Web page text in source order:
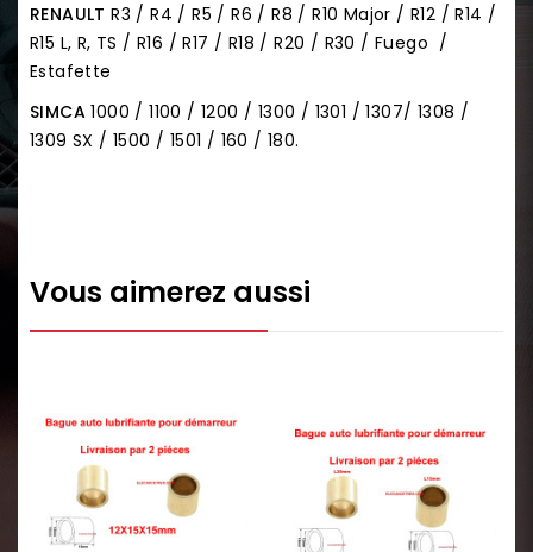
RENAULTR3 / R4 / R5 / R6 / R8 / R10 Major / R12 / R14 /
R15 L, R, TS / R16 / R17 / R18 / R20 / R30 / Fuego /
Estafette
SIMCA1000 / 1100 / 1200 / 1300 / 1301 / 1307/ 1308 /
1309 SX / 1500 / 1501 / 160 / 180.
Vous aimerez aussi